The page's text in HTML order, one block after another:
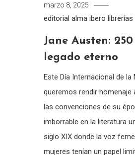
marzo 8, 2025
editorial alma ibero librerías
Jane Austen:
legado eterno
Este Día Internacional de la
queremos rendir
las convenciones de su
imborrable en la literatura
siglo XIX donde la voz
mujeres tenían un papel